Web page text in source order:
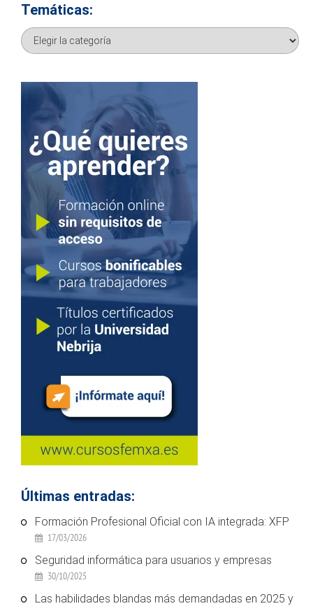
Temáticas:
Temáticas:
Últimas entradas:
Formación Profesional Oficial con IA integrada: XFP
17/03/2026
Seguridad informática para usuarios y empresas
30/10/2025
Las habilidades blandas más demandadas en 2025 y